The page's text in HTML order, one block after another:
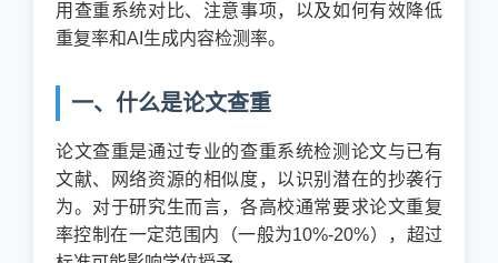
用查重系统对比、注意事项，以及如何有效降低
重复率和AI生成内容检测率。
一、什么是论文查重
论文查重是通过专业的查重系统检测论文与已有
文献、网络资源的相似度，以识别潜在的抄袭行
为。对于研究生而言，各高校通常要求论文重复
率控制在一定范围内（一般为10%-20%），超过